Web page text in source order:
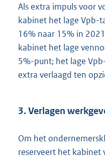
Als extra impuls voor
kabinet het lage Vpb-
16% naar 15% in
kabinet het lage
5%-punt; het lage
extra verlaagd ten
3. Verlagen
Om het
reserveert het kabinet